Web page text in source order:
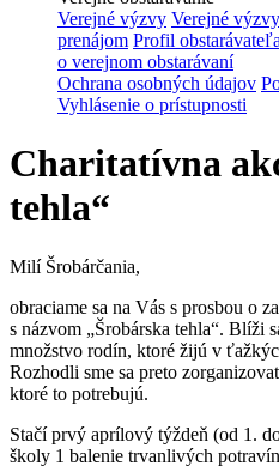
Verejné výzvy Verejné
prenájom Profil obstarávateľa
o verejnom obstarávaní
Ochrana osobných údajov
Vyhlásenie o prístupnosti
Charitatívna
tehla“
Milí Šrobárčania,
obraciame sa na Vás s prosbou o
s názvom „Šrobárska tehla“. Blíži
množstvo rodín, ktoré žijú v
Rozhodli sme sa preto
ktoré to potrebujú.
Stačí prvý aprílový týždeň (od 1.
školy 1 balenie trvanlivých